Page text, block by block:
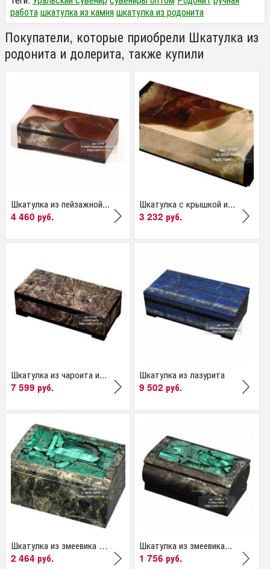
работашкатулка из камняшкатулка из родонита
Покупатели, которые приобрели Шкатулка из
родонита и долерита, также купили
Шкатулка из пейзажной...
4 460 руб.
Шкатулка с крышкой и...
3 232 руб.
Шкатулка из чароита и...
7 599 руб.
Шкатулка из лазурита
9 502 руб.
Шкатулка из змеевика и...
2 464 руб.
Шкатулка из змеевика...
1 756 руб.